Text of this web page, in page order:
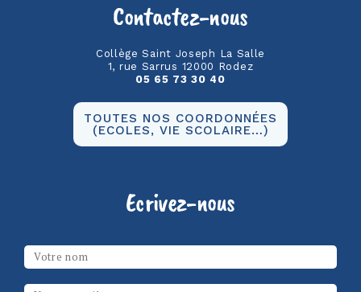
Contactez-nous
Collège Saint Joseph La Salle
1, rue Sarrus 12000 Rodez
05 65 73 30 40
TOUTES NOS COORDONNÉES
(ECOLES, VIE SCOLAIRE…)
Ecrivez-nous
Votre nom*
Email*